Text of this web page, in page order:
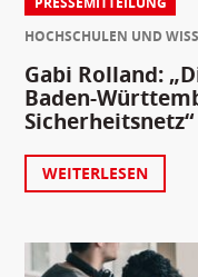
HOCHSCHULEN UND
Gabi Rolland:
Baden-
Sicherheitsnetz“
WEITERLESEN